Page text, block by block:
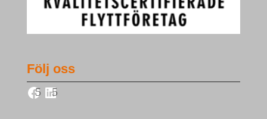
Följ oss
FacebookLinkedIn